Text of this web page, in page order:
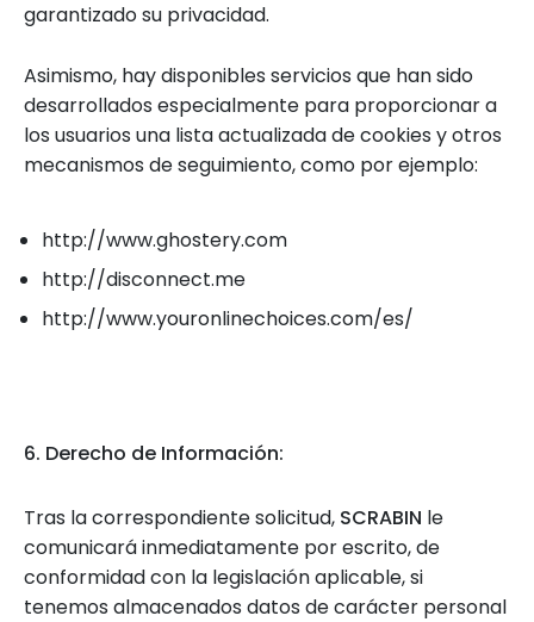
garantizado su privacidad.
Asimismo, hay disponibles servicios que han sido
desarrollados especialmente para proporcionar a
los usuarios una lista actualizada de cookies y otros
mecanismos de seguimiento, como por ejemplo:
http://www.ghostery.com
http://disconnect.me
http://www.youronlinechoices.com/es/
6. Derecho de Información:
Tras la correspondiente solicitud, SCRABIN le
comunicará inmediatamente por escrito, de
conformidad con la legislación aplicable, si
tenemos almacenados datos de carácter personal